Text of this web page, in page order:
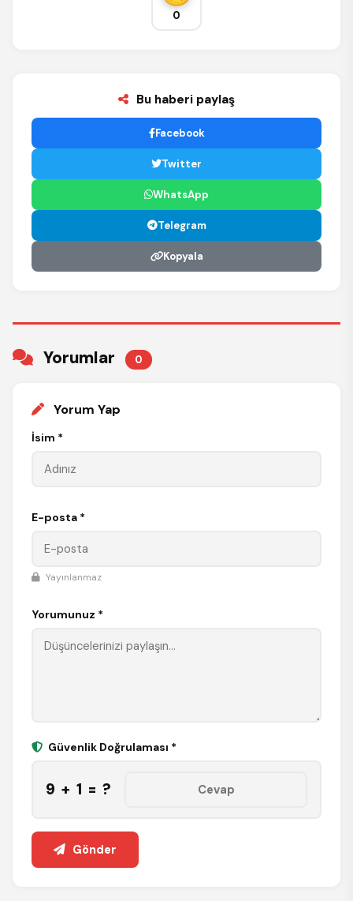
0
Bu haberi paylaş
Facebook
Twitter
WhatsApp
Telegram
Kopyala
Yorumlar 0
Yorum Yap
İsim *
E-posta *
Yayınlanmaz
Yorumunuz *
Güvenlik Doğrulaması *
9 + 1 = ?
Gönder